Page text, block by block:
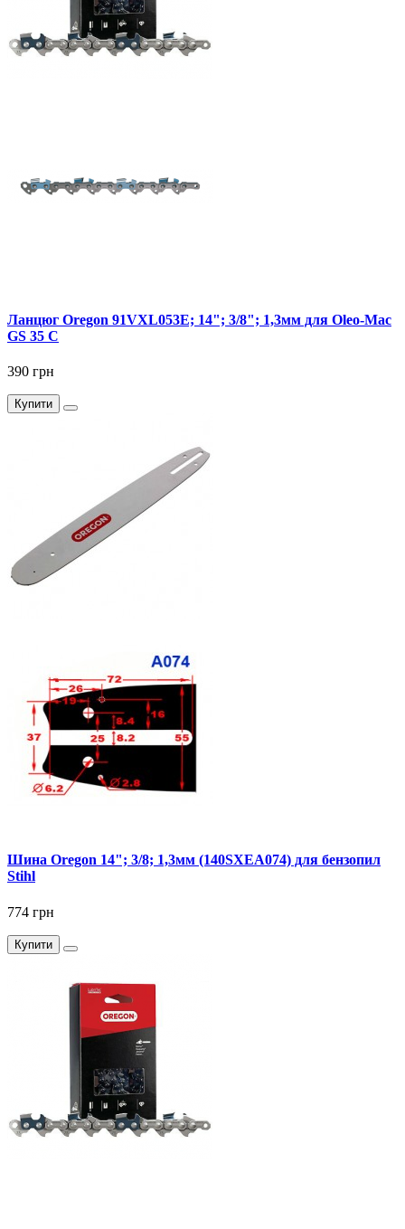
Ланцюг Oregon 91VXL053E; 14"; 3/8"; 1,3мм для Oleo-Mac
GS 35 C
390 грн
Купити
Шина Oregon 14"; 3/8; 1,3мм (140SXEA074) для бензопил
Stihl
774 грн
Купити